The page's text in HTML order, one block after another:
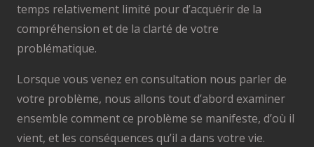
temps relativement limité pour d’acquérir de la
compréhension et de la clarté de votre
problématique.
Lorsque vous venez en consultation nous parler de
votre problème, nous allons tout d’abord examiner
ensemble comment ce problème se manifeste, d’où il
vient, et les conséquences qu’il a dans votre vie.